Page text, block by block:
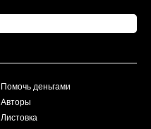
Помочь деньгами
Авторы
Листовка